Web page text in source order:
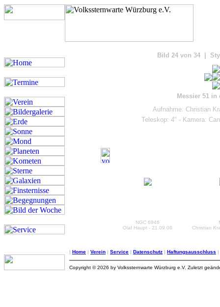
Bild 24 von 34 |
Messier 51 in
Aufnahme: Christian
Teleskop: 4" - Kamera:
NGC 6946
Olaf Haupt - 21.09.06
Christian
| Home | Verein | Service | Datenschutz | Haftungsausschluss |
Copyright © 2026 by Volkssternwarte Würzburg e.V. Zuletzt